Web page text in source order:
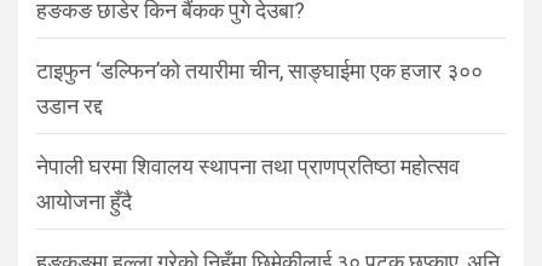
हङकङ छाडेर किन बैंकक पुगे देउबा?
टाइफुन ‘डल्फिन’को तयारीमा चीन, साङ्घाईमा एक हजार ३००
उडान रद्द
नेपाली घरमा शिवालय स्थापना तथा प्राणप्रतिष्ठा महोत्सव
आयोजना हुँदै